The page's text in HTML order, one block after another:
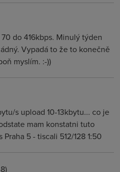
do 416kbps. Minulý týden
Vypadá to že to konečně
myslím. :-))
s upload 10-13kbytu... co je
mam konstatni tuto
5 - tiscali 512/128 1:50